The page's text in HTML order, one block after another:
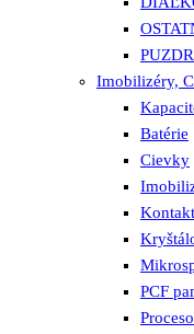
Imobilizéry,
Batérie
Cievky
PCF